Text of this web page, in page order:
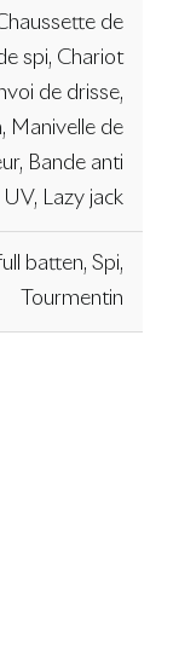
de
spi, Chariot
de drisse,
Manivelle de
Bande anti
UV, Lazy jack
batten, Spi,
Tourmentin